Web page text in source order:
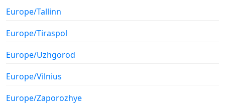
Europe/Tallinn
Europe/Tiraspol
Europe/Uzhgorod
Europe/Vilnius
Europe/Zaporozhye